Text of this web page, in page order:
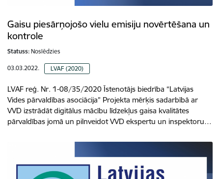
Gaisu piesārņojošo vielu emisiju novērtēšana un
kontrole
Statuss: Noslēdzies
03.03.2022. LVAF (2020)
LVAF reģ. Nr. 1-08/35/2020 Īstenotājs biedrība “Latvijas
Vides pārvaldības asociācija” Projekta mērķis sadarbībā ar
VVD izstrādāt digitālus mācību līdzekļus gaisa kvalitātes
pārvaldības jomā un pilnveidot VVD ekspertu un inspektoru…